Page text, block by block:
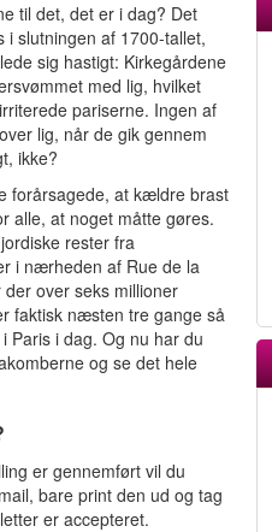
til det, det er i dag? Det
i slutningen af 1700-tallet,
sig hastigt: Kirkegårdene
med lig, hvilket
pariserne. Ingen af
lig, når de gik gennem
ikke?
forårsagede, at kældre brast
alle, at noget måtte gøres.
rester fra
i nærheden af Rue de la
over seks millioner
faktisk næsten tre gange så
Paris i dag. Og nu har du
og se det hele
er gennemført vil du
bare print den ud og tag
er accepteret.